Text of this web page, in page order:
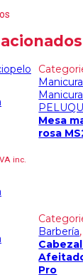
Manicura
Mesa
rosa
inc.
Barbería,
Pro